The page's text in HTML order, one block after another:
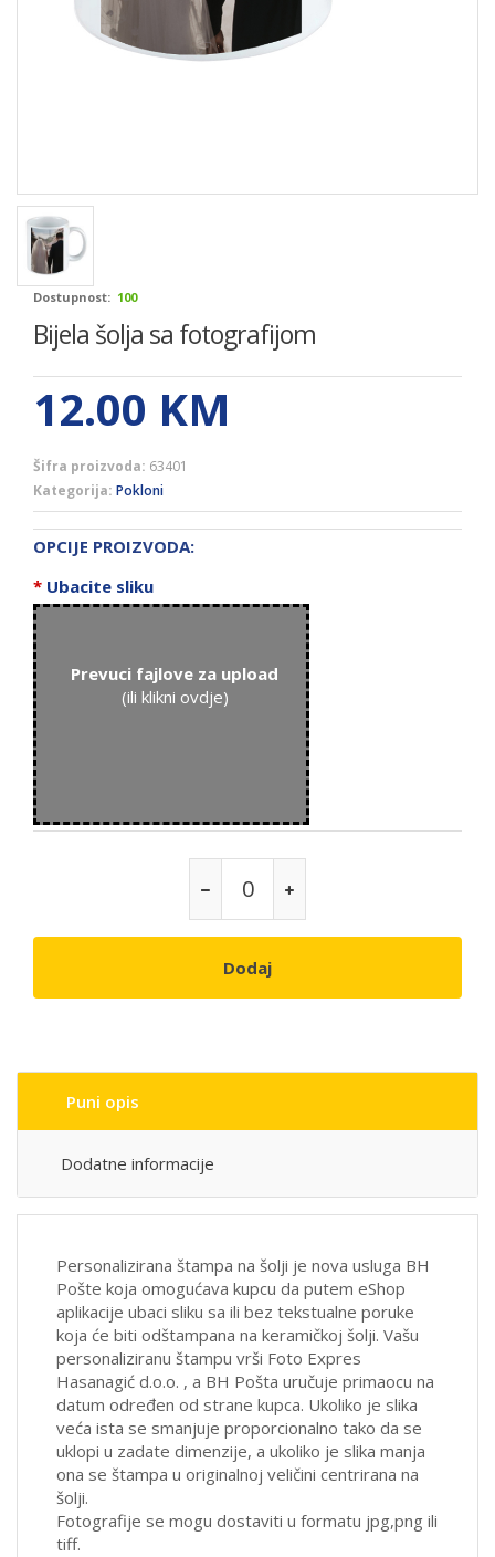
Dostupnost: 100
Bijela šolja sa fotografijom
12.00 KM
Šifra proizvoda: 63401
Kategorija: Pokloni
OPCIJE PROIZVODA:
* Ubacite sliku
Prevuci fajlove za upload
(ili klikni ovdje)
Dodaj
Puni opis
Dodatne informacije
Personalizirana štampa na šolji je nova usluga BH
Pošte koja omogućava kupcu da putem eShop
aplikacije ubaci sliku sa ili bez tekstualne poruke
koja će biti odštampana na keramičkoj šolji. Vašu
personaliziranu štampu vrši Foto Expres
Hasanagić d.o.o. , a BH Pošta uručuje primaocu na
datum određen od strane kupca. Ukoliko je slika
veća ista se smanjuje proporcionalno tako da se
uklopi u zadate dimenzije, a ukoliko je slika manja
ona se štampa u originalnoj veličini centrirana na
šolji.
Fotografije se mogu dostaviti u formatu jpg,png ili
tiff.